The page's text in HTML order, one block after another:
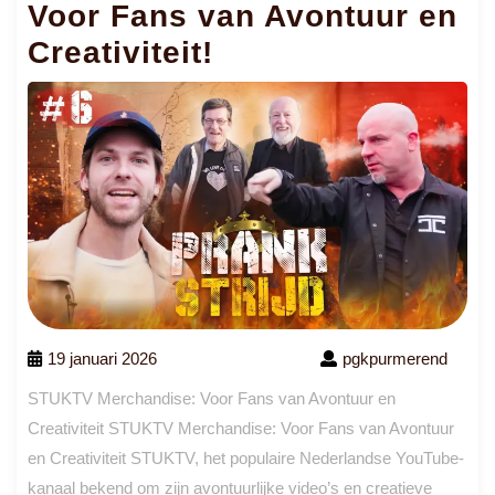
Voor Fans van Avontuur en
Creativiteit!
19 januari 2026 pgkpurmerend
STUKTV Merchandise: Voor Fans van Avontuur en
Creativiteit STUKTV Merchandise: Voor Fans van Avontuur
en Creativiteit STUKTV, het populaire Nederlandse YouTube-
kanaal bekend om zijn avontuurlijke video’s en creatieve